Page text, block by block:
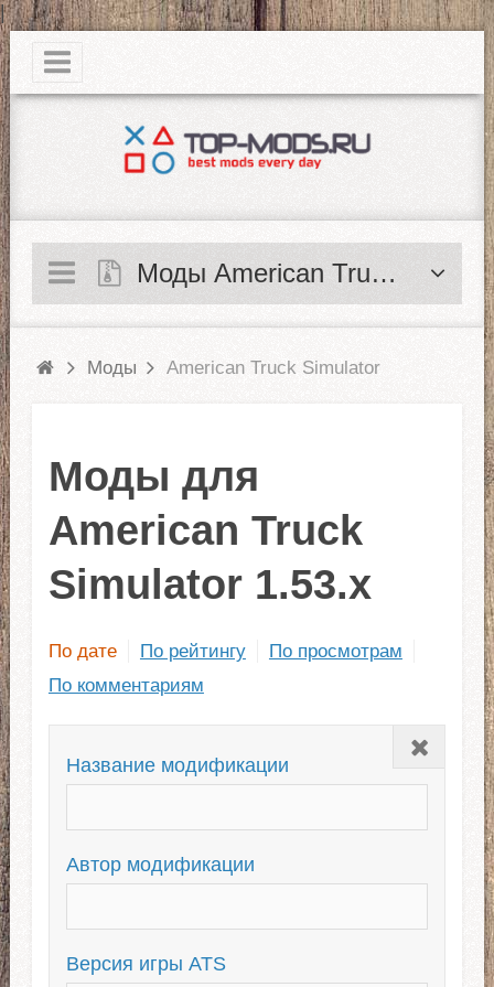
|
Моды American Truck Simulator
Моды American Truck Simulator
Моды для
American Truck
Simulator 1.53.x
По дате По рейтингу
По просмотрам
По комментариям
Закрыть
Название модификации
Автор модификации
Версия игры ATS